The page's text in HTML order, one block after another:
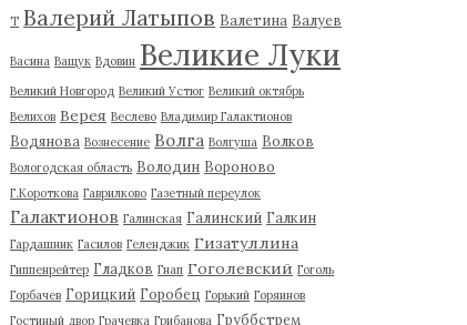
Т Валерий Латыпов Валетина Валуев
Васина Ващук Вдовин Великие Луки
Великий Новгород Великий Устюг Великий октябрь
Велихов Верея Веслево Владимир Галактионов
Водянова Вознесение Волга Волгуша Волков
Вологодская область Володин Вороново
Г.Короткова Гаврилково Газетный переулок
Галактионов Галинская Галинский Галкин
Гардашник Гасилов Геленджик Гизатуллина
Гиппенрейтер Гладков Гнап Гоголевский Гоголь
Горбачев Горицкий Горобец Горький Горяинов
Гостиный двор Грачевка Грибанова Груббстрем